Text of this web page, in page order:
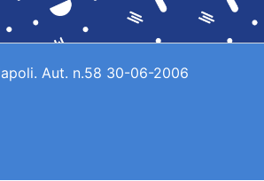
Aut. n.58 30-06-2006